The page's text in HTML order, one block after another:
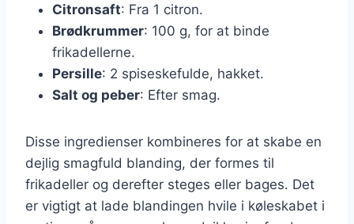
Citronsaft: Fra 1 citron.
Brødkrummer: 100 g, for at binde
frikadellerne.
Persille: 2 spiseskefulde, hakket.
Salt og peber: Efter smag.
Disse ingredienser kombineres for at skabe en
dejlig smagfuld blanding, der formes til
frikadeller og derefter steges eller bages. Det
er vigtigt at lade blandingen hvile i køleskabet i